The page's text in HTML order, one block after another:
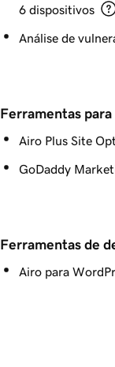
6 dispositivos
Análise de
Ferramentas
Airo Plus Site
GoDaddy
Ferramentas de
Airo para